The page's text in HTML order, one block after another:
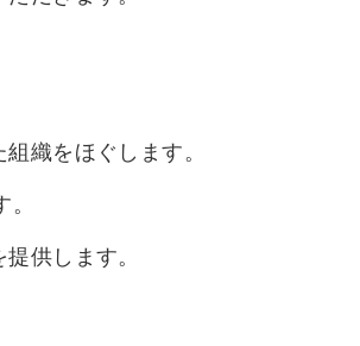
織をほぐします。
供します。